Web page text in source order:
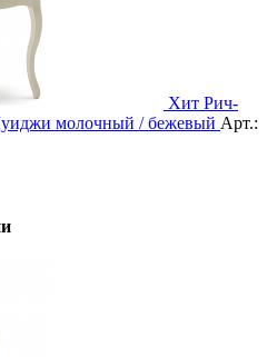
Хит Рич-
молочный / бежевый Арт.: